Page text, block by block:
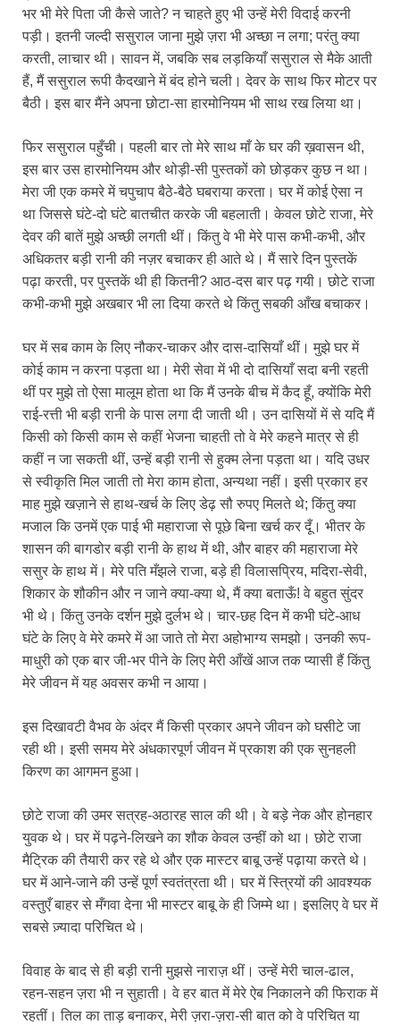
भर भी मेरे पिता जी कैसे जाते? न चाहते हुए भी उन्हें मेरी विदाई करनी
पड़ी। इतनी जल्दी ससुराल जाना मुझे ज़रा भी अच्छा न लगा; परंतु क्या
करती, लाचार थी। सावन में, जबकि सब लड़कियाँ ससुराल से मैके आती
हैं, मैं ससुराल रूपी कैदखाने में बंद होने चली। देवर के साथ फिर मोटर पर
बैठी। इस बार मैंने अपना छोटा-सा हारमोनियम भी साथ रख लिया था।
फिर ससुराल पहुँची। पहली बार तो मेरे साथ माँ के घर की ख़वासन थी,
इस बार उस हारमोनियम और थोड़ी-सी पुस्तकों को छोड़कर कुछ न था।
मेरा जी एक कमरे में चपुचाप बैठे-बैठे घबराया करता। घर में कोई ऐसा न
था जिससे घंटे-दो घंटे बातचीत करके जी बहलाती। केवल छोटे राजा, मेरे
देवर की बातें मुझे अच्छी लगती थीं। किंतु वे भी मेरे पास कभी-कभी, और
अधिकतर बड़ी रानी की नज़र बचाकर ही आते थे। मैं सारे दिन पुस्तकें
पढ़ा करती, पर पुस्तकें थी ही कितनी? आठ-दस बार पढ़ गयी। छोटे राजा
कभी-कभी मुझे अखबार भी ला दिया करते थे किंतु सबकी आँख बचाकर।
घर में सब काम के लिए नौकर-चाकर और दास-दासियाँ थीं। मुझे घर में
कोई काम न करना पड़ता था। मेरी सेवा में भी दो दासियाँ सदा बनी रहती
थीं पर मुझे तो ऐसा मालूम होता था कि मैं उनके बीच में कैद हूँ, क्योंकि मेरी
राई-रत्ती भी बड़ी रानी के पास लगा दी जाती थी। उन दासियों में से यदि मैं
किसी को किसी काम से कहीं भेजना चाहती तो वे मेरे कहने मात्र से ही
कहीं न जा सकती थीं, उन्हें बड़ी रानी से हुक्म लेना पड़ता था। यदि उधर
से स्वीकृति मिल जाती तो मेरा काम होता, अन्यथा नहीं। इसी प्रकार हर
माह मुझे खज़ाने से हाथ-खर्च के लिए डेढ़ सौ रुपए मिलते थे; किंतु क्या
मजाल कि उनमें एक पाई भी महाराजा से पूछे बिना खर्च कर दूँ। भीतर के
शासन की बागडोर बड़ी रानी के हाथ में थी, और बाहर की महाराजा मेरे
ससुर के हाथ में। मेरे पति मँझले राजा, बड़े ही विलासप्रिय, मदिरा-सेवी,
शिकार के शौकीन और न जाने क्या-क्या थे, मैं क्या बताऊँ! वे बहुत सुंदर
भी थे। किंतु उनके दर्शन मुझे दुर्लभ थे। चार-छह दिन में कभी घंटे-आध
घंटे के लिए वे मेरे कमरे में आ जाते तो मेरा अहोभाग्य समझो। उनकी रूप-
माधुरी को एक बार जी-भर पीने के लिए मेरी आँखें आज तक प्यासी हैं किंतु
मेरे जीवन में यह अवसर कभी न आया।
इस दिखावटी वैभव के अंदर मैं किसी प्रकार अपने जीवन को घसीटे जा
रही थी। इसी समय मेरे अंधकारपूर्ण जीवन में प्रकाश की एक सुनहली
किरण का आगमन हुआ।
छोटे राजा की उमर सत्रह-अठारह साल की थी। वे बड़े नेक और होनहार
युवक थे। घर में पढ़ने-लिखने का शौक केवल उन्हीं को था। छोटे राजा
मैट्रिक की तैयारी कर रहे थे और एक मास्टर बाबू उन्हें पढ़ाया करते थे।
घर में आने-जाने की उन्हें पूर्ण स्वतंत्रता थी। घर में स्त्रियों की आवश्यक
वस्तुएँ बाहर से मँगवा देना भी मास्टर बाबू के ही जिम्मे था। इसलिए वे घर में
सबसे ज़्यादा परिचित थे।
विवाह के बाद से ही बड़ी रानी मुझसे नाराज़ थीं। उन्हें मेरी चाल-ढाल,
रहन-सहन ज़रा भी न सुहाती। वे हर बात में मेरे ऐब निकालने की फिराक में
रहतीं। तिल का ताड़ बनाकर, मेरी ज़रा-ज़रा-सी बात को वे परिचित या